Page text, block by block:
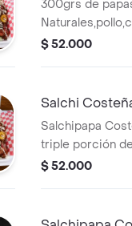
300grs de
salchicha
bebida
$ 52.000
Salchi
Salchipapa
triple porción
salchicha
$ 52.000